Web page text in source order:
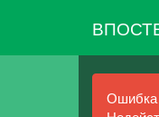
Ошибка